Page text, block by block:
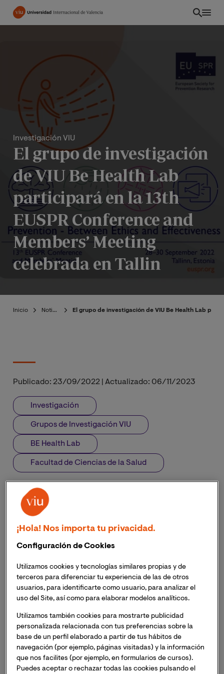
Pasar
Investigación VIU
El grupo de investigación
de VIU Be Health Lab
participará en la 13th
EUSPR Conference and
Members’ Meeting
celebrada en Tallin
Inicio Noticias El grupo de investigación de VIU Be Health Lab
Publicado: 23/09/2022 Actualizado: 06/11/2023
Investigación
Grupos de Investigación VIU
BE Health Lab
Facultad de Ciencias de la Salud
La European Society for Prevention Research
(EUSPR) es una organización dedicada a la
promoción, difusión y discusión de
abordar la prevención de determinantes de
En representación del grupo de investigación,
viajará la Dra. Sandra Gómez Martínez, quién
Uno de los proyectos presentados por Be Health
Lab aún se encuentra abierto a participación de
docentes y futuros docentes
¡Hola! Nos importa tu privacidad.
Configuración de Cookies
Utilizamos cookies y tecnologías similares propias y de
terceros para diferenciar tu experiencia de las de otros
usuarios, para identificarte como usuario, para analizar el
uso del Site, así como para elaborar modelos analíticos.
Utilizamos también cookies para mostrarte publicidad
personalizada relacionada con tus preferencias sobre la
base de un perfil elaborado a partir de tus hábitos de
navegación (por ejemplo, páginas visitadas) y la información
que nos facilites (por ejemplo, en formularios de cursos).
Puedes aceptar o rechazar todas las cookies pulsando el